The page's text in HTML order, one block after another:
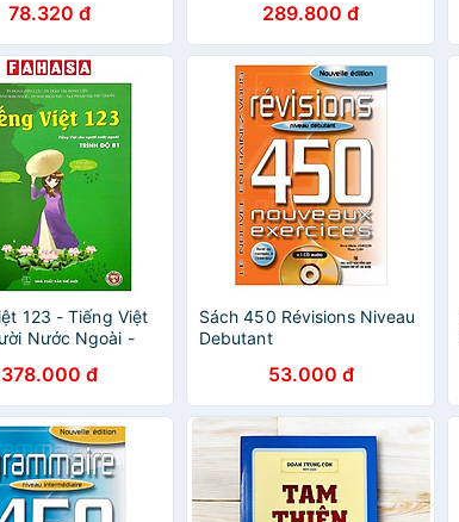
78.320 đ 289.800 đ
123 - Tiếng Việt
Nước Ngoài -
Book - Trình Độ B1
2024)
378.000 đ
Sách 450 Révisions Niveau
Debutant
53.000 đ